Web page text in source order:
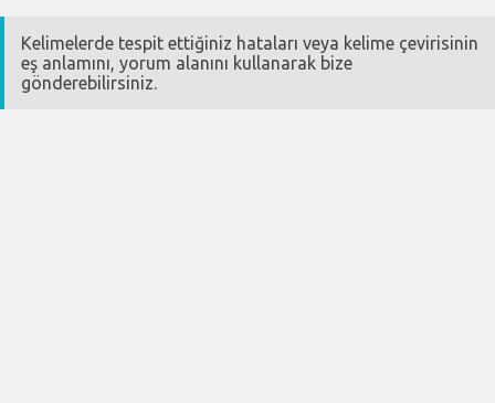
Kelimelerde tespit ettiğiniz hataları veya kelime çevirisinin
eş anlamını, yorum alanını kullanarak bize
gönderebilirsiniz.